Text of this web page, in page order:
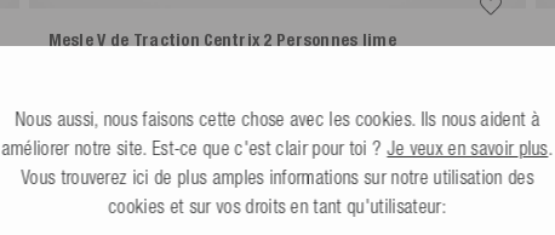
Mesle V de Traction Centrix 2 Personnes lime
Nous aussi, nous faisons cette chose avec les cookies. Ils nous aident à
améliorer notre site. Est-ce que c'est clair pour toi ?Je veux en savoir plus.
Vous trouverez ici de plus amples informations sur notre utilisation des
cookies et sur vos droits en tant qu'utilisateur: